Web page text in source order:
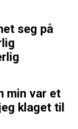
seg på
min var et
klaget til